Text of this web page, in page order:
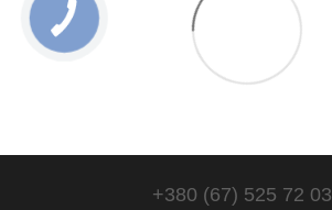
+380 (67) 525 72 03